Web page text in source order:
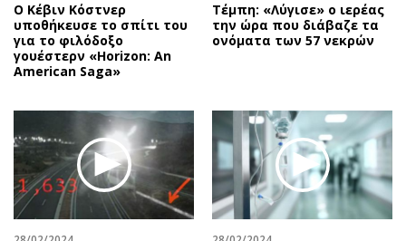
Ο Κέβιν Κόστνερ
υποθήκευσε το σπίτι του
για το φιλόδοξο
γουέστερν «Horizon: An
American Saga»
Τέμπη: «Λύγισε» ο ιερέας
την ώρα που διάβαζε τα
ονόματα των 57 νεκρών